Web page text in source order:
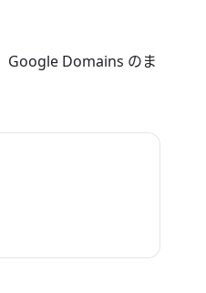
Google Domains のま